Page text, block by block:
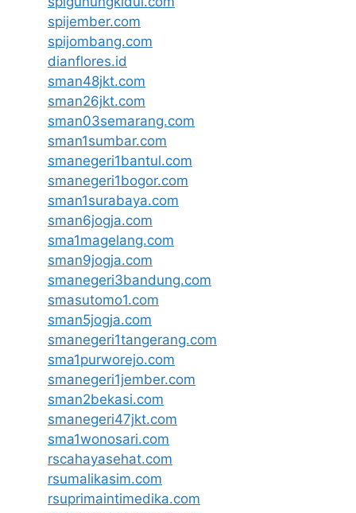
spijember.com
spijombang.com
dianflores.id
sman48jkt.com
sman26jkt.com
sman03semarang.com
sman1sumbar.com
smanegeri1bantul.com
smanegeri1bogor.com
sman1surabaya.com
sman6jogja.com
sma1magelang.com
sman9jogja.com
smanegeri3bandung.com
smasutomo1.com
sman5jogja.com
smanegeri1tangerang.com
sma1purworejo.com
smanegeri1jember.com
sman2bekasi.com
smanegeri47jkt.com
sma1wonosari.com
rscahayasehat.com
rsumalikasim.com
rsuprimaintimedika.com